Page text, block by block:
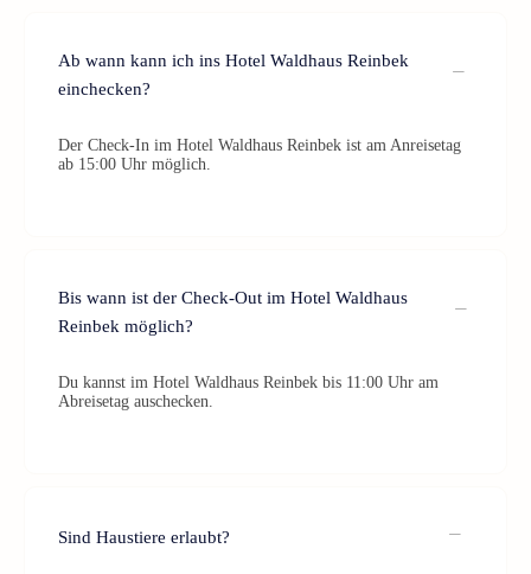
Ab wann kann ich ins Hotel Waldhaus Reinbek
einchecken?
Der Check-In im Hotel Waldhaus Reinbek ist am Anreisetag
ab 15:00 Uhr möglich.
Bis wann ist der Check-Out im Hotel Waldhaus
Reinbek möglich?
Du kannst im Hotel Waldhaus Reinbek bis 11:00 Uhr am
Abreisetag auschecken.
Sind Haustiere erlaubt?